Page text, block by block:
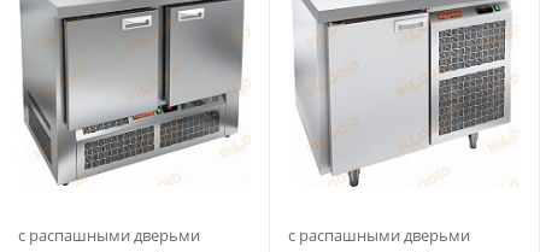
с распашными дверьми
с распашными дверьми